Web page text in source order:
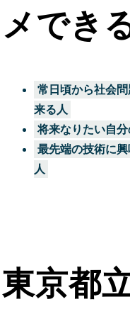
メでき
常日頃から社会
来る人
将来なりたい自
最先端の技術に
人
東京都